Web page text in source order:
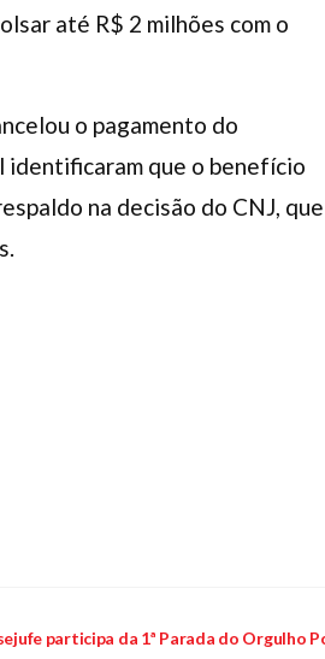
até R$ 2 milhões com o
o pagamento do
identificaram que o benefício
na decisão do CNJ,
participa da 1ª Parada do Orgulho